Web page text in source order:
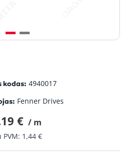
kodas: 4940017
Fenner Drives
€ / m
PVM: 1,44 €